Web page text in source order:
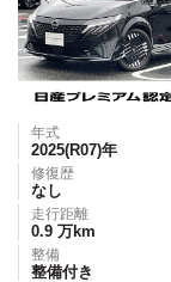
年式
2025(R07)年
修復歴
なし
走行距離
0.9 万km
整備
整備付き